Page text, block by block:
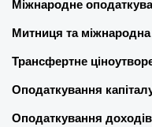
Міжнародне
Митниця та міжнародна
Трансфертне
Оподаткування
Оподаткування